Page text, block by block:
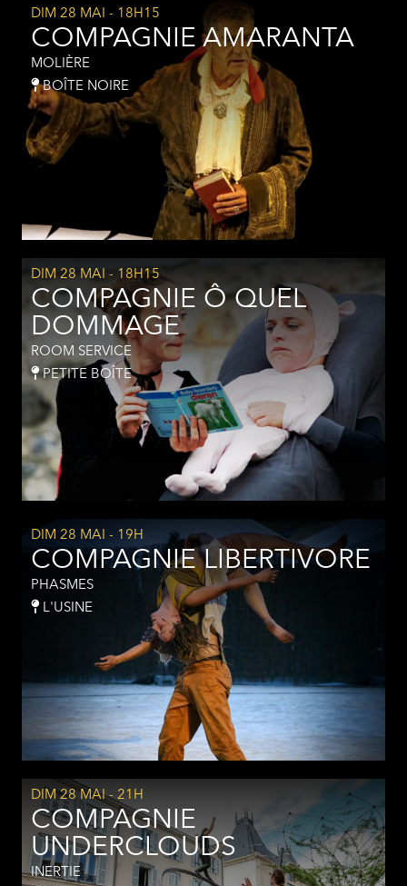
DIM 28 MAI - 18H15
COMPAGNIE AMARANTA
MOLIÈRE
BOÎTE NOIRE
DIM 28 MAI - 18H15
COMPAGNIE Ô QUEL
DOMMAGE
ROOM SERVICE
PETITE BOÎTE
DIM 28 MAI - 19H
COMPAGNIE LIBERTIVORE
PHASMES
L'USINE
DIM 28 MAI- 21H
COMPAGNIE
UNDERCLOUDS
INERTIE